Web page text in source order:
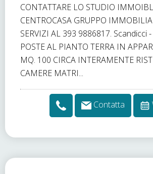
CONTATTARE LO STUDIO
CENTROCASA GRUPPO
SERVIZI AL 393 9886817. Scandicci
POSTE AL PIANTO TERRA IN
MQ. 100 CIRCA INTERAMENTE
CAMERE MATRI...
Contatta